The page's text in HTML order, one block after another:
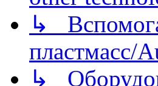
↳
пластмасс/
↳